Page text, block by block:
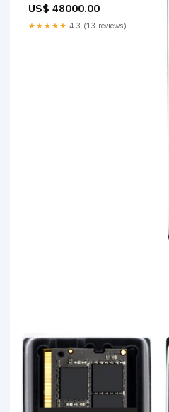
US$ 48000.00
★★★★★ 4.3 (13 reviews)